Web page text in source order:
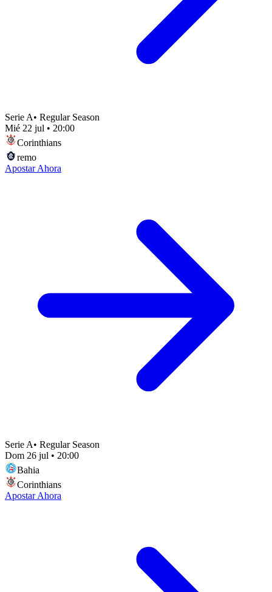
Serie A• Regular Season
Mié 22 jul • 20:00
Corinthians
remo
Apostar Ahora
Serie A• Regular Season
Dom 26 jul • 20:00
Bahia
Corinthians
Apostar Ahora